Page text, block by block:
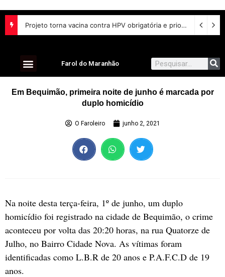
Projeto torna vacina contra HPV obrigatória e prioriza testes moleculares para câncer de colo do útero
Farol do Maranhão
Em Bequimão, primeira noite de junho é marcada por
duplo homicídio
O Faroleiro junho 2, 2021
Na noite desta terça-feira, 1º de junho, um duplo
homicídio foi registrado na cidade de Bequimão, o crime
aconteceu por volta das 20:20 horas, na rua Quatorze de
Julho, no Bairro Cidade Nova. As vítimas foram
identificadas como L.B.R de 20 anos e P.A.F.C.D de 19
anos.